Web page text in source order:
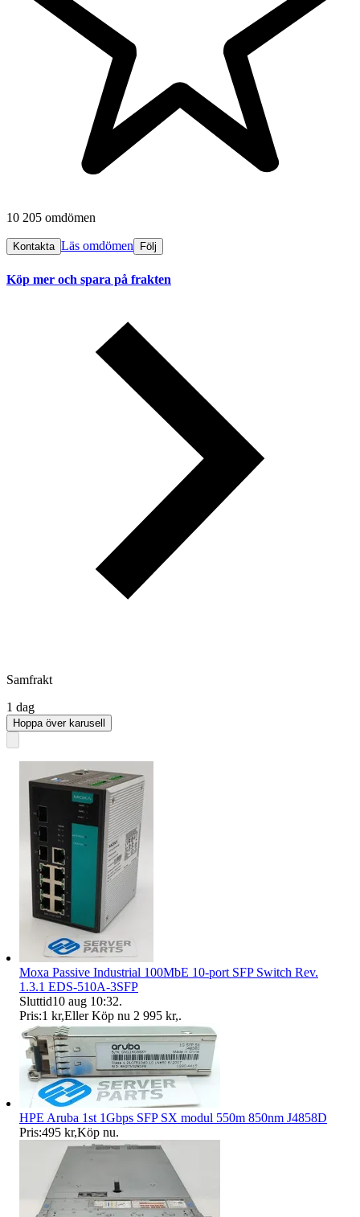
10 205 omdömen
Kontakta Läs omdömen Följ
Köp mer och spara på frakten
Samfrakt
1 dag
Hoppa över karusell
Moxa Passive Industrial 100MbE 10-port SFP Switch Rev.
1.3.1 EDS-510A-3SFP
Sluttid10 aug 10:32.
Pris:1 kr,Eller Köp nu 2 995 kr,.
HPE Aruba 1st 1Gbps SFP SX modul 550m 850nm J4858D
Pris:495 kr,Köp nu.